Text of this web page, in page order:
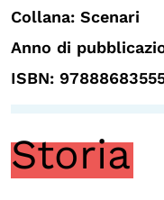
Collana: Scenari
Anno di
ISBN:
Storia